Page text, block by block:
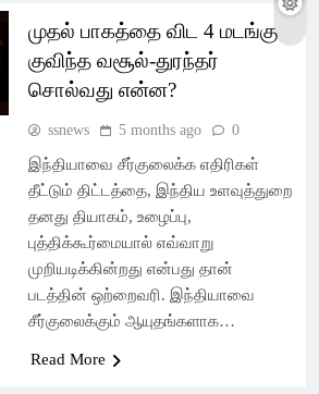
முதல் பாகத்தை விட 4 மடங்கு
குவிந்த வசூல்-துரந்தர்
சொல்வது என்ன?
ssnews 5 months ago 0
இந்தியாவை சீர்குலைக்க எதிரிகள்
தீட்டும் திட்டத்தை, இந்திய உளவுத்துறை
தனது தியாகம், உழைப்பு,
புத்திக்கூர்மையால் எவ்வாறு
முறியடிக்கின்றது என்பது தான்
படத்தின் ஒற்றைவரி. இந்தியாவை
சீர்குலைக்கும் ஆயுதங்களாக…
Read More